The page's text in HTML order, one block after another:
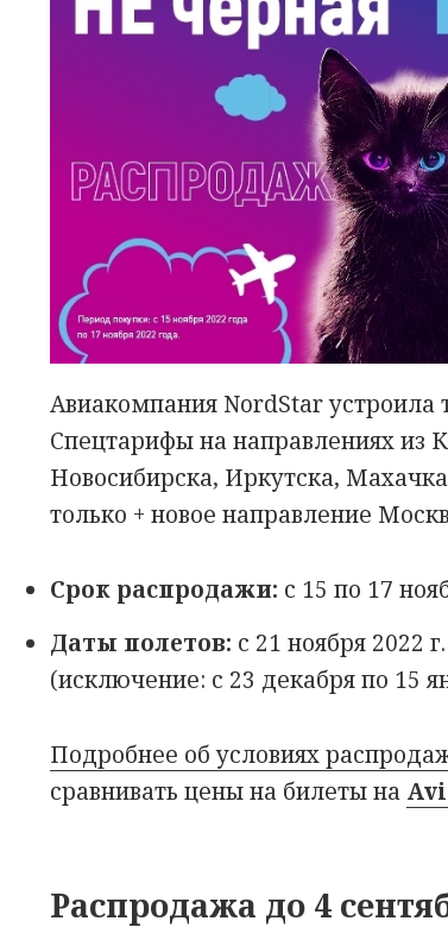
Авиакомпания NordStar
Спецтарифы на направлениях из
Новосибирска, Иркутска,
только + новое направление
Срок распродажи: с 15 по 17
Даты полетов: с 21 ноября 2022
(исключение: с 23 декабря по 15
Подробнее об условиях
сравнивать цены на билеты на
Распродажа до 4